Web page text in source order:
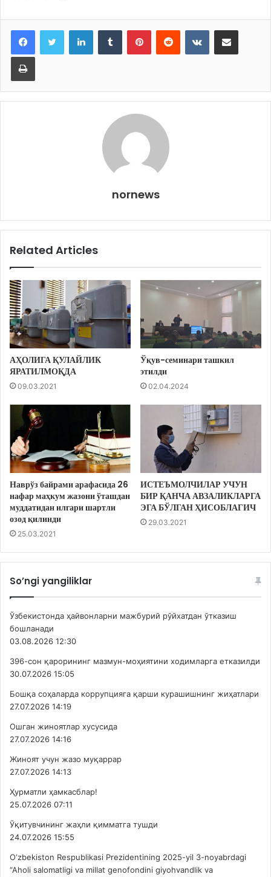
LinkedInTumblr PinterestReddit VKontakteShare via Email
Print
nornews
Related Articles
АҲОЛИГА ҚУЛАЙЛИК
ЯРАТИЛМОҚДА
09.03.2021
Ўқув-семинари ташкил
этилди
02.04.2024
Наврўз байрами арафасида 26
нафар маҳкум жазони ўташдан
муддатидан илгари шартли
озод қилинди
25.03.2021
ИСТЕЪМОЛЧИЛАР УЧУН
БИР ҚАНЧА АВЗАЛИКЛАРГА
ЭГА БЎЛГАН ҲИСОБЛАГИЧ
29.03.2021
So’ngi yangiliklar
Ўзбекистонда ҳайвонларни мажбурий рўйхатдан ўтказиш
бошланади
03.08.2026 12:30
396-сон қарорининг мазмун-моҳиятини ходимларга етказилди
30.07.2026 15:05
Бошқа соҳаларда коррупцияга қарши курашишнинг жиҳатлари
27.07.2026 14:19
Ошган жиноятлар хусусида
27.07.2026 14:16
Жиноят учун жазо муқаррар
27.07.2026 14:13
Ҳурматли ҳамкасблар!
25.07.2026 07:11
Ўқитувчининг жаҳли қимматга тушди
24.07.2026 15:55
O‘zbekiston Respublikasi Prezidentining 2025-yil 3-noyabrdagi
“Aholi salomatligi va millat genofondini giyohvandlik va